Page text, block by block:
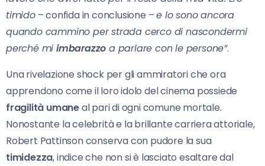
timido– confida in conclusione –e lo sono ancora
quando cammino per strada cerco di nascondermi
perché miimbarazzo a parlare con le persone”.
Una rivelazione shock per gli ammiratori che ora
apprendono come il loro idolo del cinema possiede
fragilità umaneal pari di ogni comune mortale.
Nonostante la celebrità e la brillante carriera attoriale,
Robert Pattinson conserva con pudore la sua
timidezza, indice che non si è lasciato esaltare dal